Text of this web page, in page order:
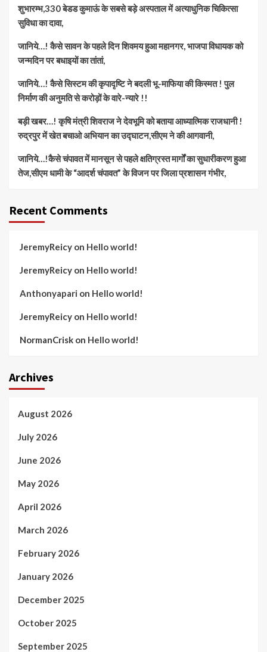
शुभारम्भ,330 बेडड कुमाऊं के सबसे बड़े अस्पताल में अत्याधुनिक चिकित्सा
सुविधा का दावा,
जानिये…! कैसे सावन के पहले दिन शिवमय हुआ महानगर, भाजपा विधायक को
जन्मदिन पर बधाइयों का तांतां,
जानिये…! कैसे सिस्टम की कृपादृष्टि ने बदली भू-माफिया की किस्मत ! पुल
निर्माण की अनुमति से करोड़ों के वारे-न्यारे !!
बड़ी खबर…! कृषि मंत्री शिवराज ने देवभूमि को बताया आध्यात्मिक राजधानी !
रुद्रपुर में खेत बचाओ अभियान का उद्घाटन,सीएम ने की आगवानी,
जानिये…!कैसे चंपावत में मानसून से पहले क्षतिग्रस्त मार्गों का सुधारीकरण हुआ
तेज,सीएम धामी के “आदर्श चंपावत” के विजन पर जिला प्रशासन गंभीर,
Recent Comments
JeremyReicy on Hello world!
JeremyReicy on Hello world!
Anthonyapari on Hello world!
JeremyReicy on Hello world!
NormanCrisk on Hello world!
Archives
August 2026
July 2026
June 2026
May 2026
April 2026
March 2026
February 2026
January 2026
December 2025
October 2025
September 2025